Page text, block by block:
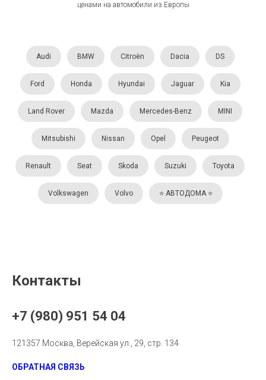
ценами на автомобили из Европы
Audi BMW Citroën Dacia DS
Ford Honda Hyundai Jaguar Kia
Land Rover Mazda Mercedes-Benz MINI
Mitsubishi Nissan Opel Peugeot
Renault Seat Skoda Suzuki Toyota
Volkswagen Volvo ⭐️ АВТОДОМА ⭐️
Контакты
+7 (980) 951 54 04
121357 Москва, Верейская ул., 29, стр. 134
ОБРАТНАЯ СВЯЗЬ